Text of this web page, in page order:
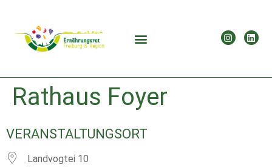
Rathaus Foyer
VERANSTALTUNGSORT
Landvogtei 10